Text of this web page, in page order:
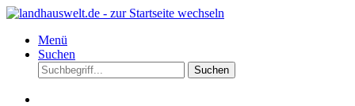
Menü
Suchen
Suchen